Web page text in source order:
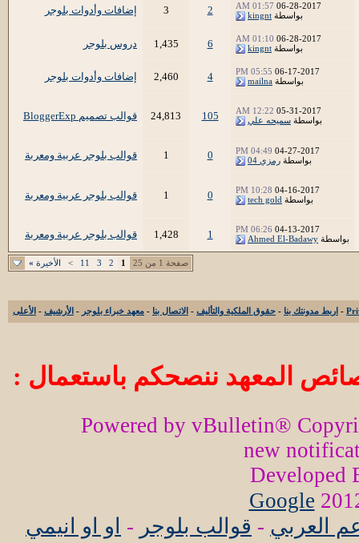
06-28-2017
01:57 AM
بواسطة kingnt
2
3 إضافات وأدوات بلوجر
06-28-2017
01:10 AM
بواسطة kingnt
6
1,435 دروس بلوجر
06-17-2017
05:55 PM
بواسطة mailna
4
2,460 إضافات وأدوات بلوجر
05-31-2017
12:22 AM
بواسطة سميحه علي 105
24,813 قوالب تصميم BloggerExp
04-27-2017
04:49 PM
بواسطة رمزي 04 0
1 قوالب بلوجر عربية ومعربة
04-16-2017
10:28 PM
بواسطة tech gold
0
1 قوالب بلوجر عربية ومعربة
04-13-2017
06:26 PM
بواسطة Ahmed El-Badawy
1
1,428 قوالب بلوجر عربية ومعربة
صفحة 1 من 25 1
2
3
11
> الأخيرة »
- اربط مدونتك بنا - حقوق الملكية والتأليف - الاتصال بنا - معهد خبراء بلوجر - الأرشيف - الأعلى
المعهد ننصحكم باستعمال :
Powered by vBulletin®
new
Developed
Google
العربي - قوالب بلوجر - او او انيمي